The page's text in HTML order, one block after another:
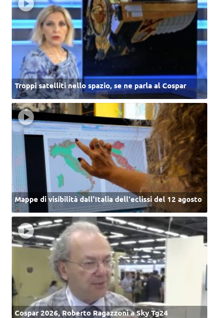
Troppi satelliti nello spazio, se ne parla al Cospar
Mappe di visibilità dall’Italia dell'eclissi del 12 agosto
Cospar 2026, Roberto Ragazzoni a Sky Tg24